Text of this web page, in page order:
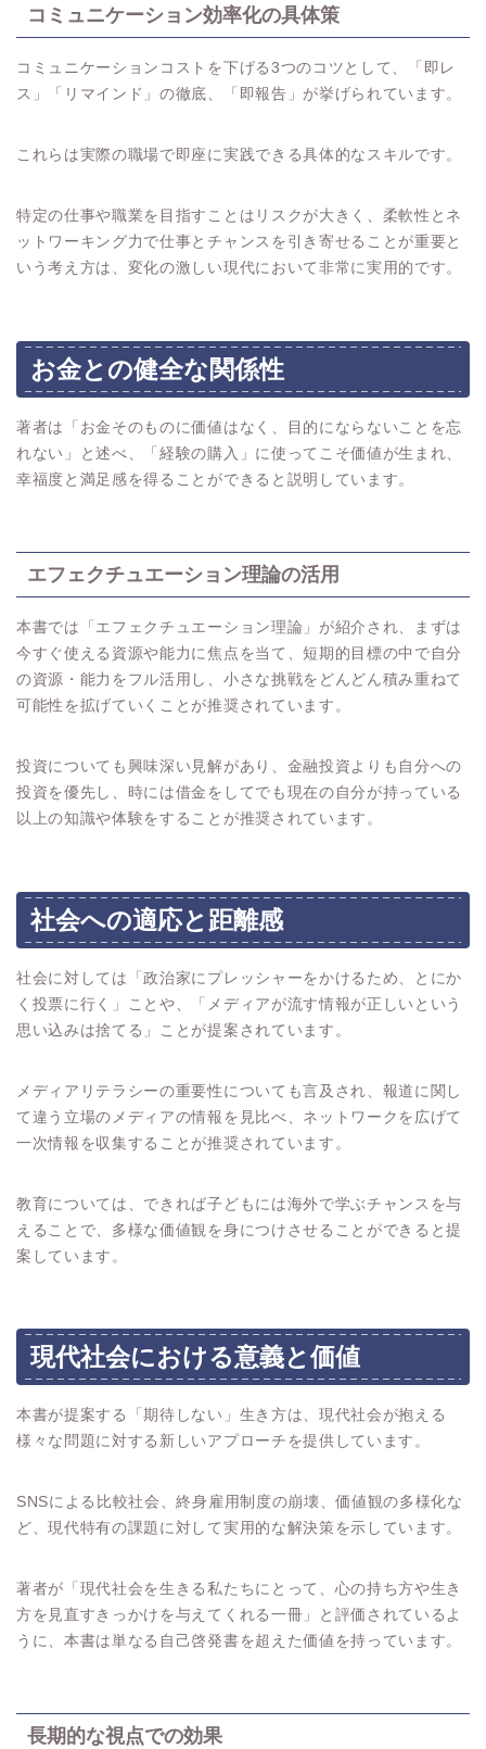
コミュニケーション効率化の具体策
コミュニケーションコストを下げる3つのコツとして、「即レ
ス」「リマインド」の徹底、「即報告」が挙げられています。
これらは実際の職場で即座に実践できる具体的なスキルです。
特定の仕事や職業を目指すことはリスクが大きく、柔軟性とネ
ットワーキング力で仕事とチャンスを引き寄せることが重要と
いう考え方は、変化の激しい現代において非常に実用的です。
お金との健全な関係性
著者は「お金そのものに価値はなく、目的にならないことを忘
れない」と述べ、「経験の購入」に使ってこそ価値が生まれ、
幸福度と満足感を得ることができると説明しています。
エフェクチュエーション理論の活用
本書では「エフェクチュエーション理論」が紹介され、まずは
今すぐ使える資源や能力に焦点を当て、短期的目標の中で自分
の資源・能力をフル活用し、小さな挑戦をどんどん積み重ねて
可能性を拡げていくことが推奨されています。
投資についても興味深い見解があり、金融投資よりも自分への
投資を優先し、時には借金をしてでも現在の自分が持っている
以上の知識や体験をすることが推奨されています。
社会への適応と距離感
社会に対しては「政治家にプレッシャーをかけるため、とにか
く投票に行く」ことや、「メディアが流す情報が正しいという
思い込みは捨てる」ことが提案されています。
メディアリテラシーの重要性についても言及され、報道に関し
て違う立場のメディアの情報を見比べ、ネットワークを広げて
一次情報を収集することが推奨されています。
教育については、できれば子どもには海外で学ぶチャンスを与
えることで、多様な価値観を身につけさせることができると提
案しています。
現代社会における意義と価値
本書が提案する「期待しない」生き方は、現代社会が抱える
様々な問題に対する新しいアプローチを提供しています。
SNSによる比較社会、終身雇用制度の崩壊、価値観の多様化な
ど、現代特有の課題に対して実用的な解決策を示しています。
著者が「現代社会を生きる私たちにとって、心の持ち方や生き
方を見直すきっかけを与えてくれる一冊」と評価されているよ
うに、本書は単なる自己啓発書を超えた価値を持っています。
長期的な視点での効果